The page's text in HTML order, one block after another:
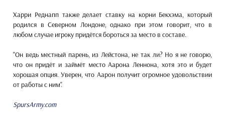
Харри Реднапп также делает ставку на корни Бекхэма, который
родился в Северном Лондоне, однако при этом говорит, что в
любом случае игроку придётся бороться за место в составе.
"Он ведь местный парень, из Лейстона, не так ли? Но я не говорю,
что он придёт и займёт место Аарона Леннона, хотя это и будет
хорошая опция. Уверен, что Аарон получит огромное удовольствии
от работы с ним".
SpursArmy.com